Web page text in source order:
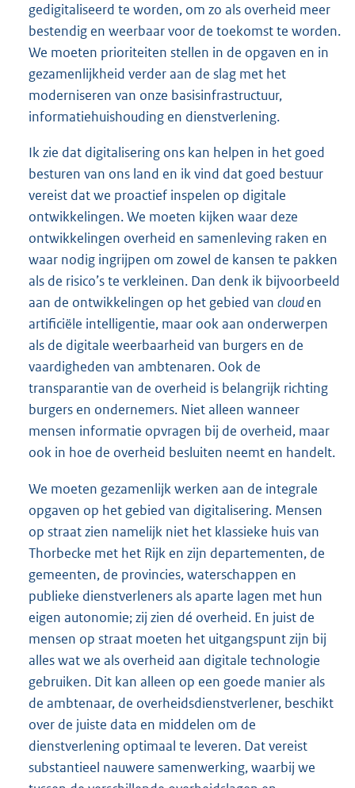
gedigitaliseerd te worden, om zo als overheid meer
bestendig en weerbaar voor de toekomst te worden.
We moeten prioriteiten stellen in de opgaven en in
gezamenlijkheid verder aan de slag met het
moderniseren van onze basisinfrastructuur,
informatiehuishouding en dienstverlening.
Ik zie dat digitalisering ons kan helpen in het goed
besturen van ons land en ik vind dat goed bestuur
vereist dat we proactief inspelen op digitale
ontwikkelingen. We moeten kijken waar deze
ontwikkelingen overheid en samenleving raken en
waar nodig ingrijpen om zowel de kansen te pakken
als de risico’s te verkleinen. Dan denk ik bijvoorbeeld
aan de ontwikkelingen op het gebied van clouden
artificiële intelligentie, maar ook aan onderwerpen
als de digitale weerbaarheid van burgers en de
vaardigheden van ambtenaren. Ook de
transparantie van de overheid is belangrijk richting
burgers en ondernemers. Niet alleen wanneer
mensen informatie opvragen bij de overheid, maar
ook in hoe de overheid besluiten neemt en handelt.
We moeten gezamenlijk werken aan de integrale
opgaven op het gebied van digitalisering. Mensen
op straat zien namelijk niet het klassieke huis van
Thorbecke met het Rijk en zijn departementen, de
gemeenten, de provincies, waterschappen en
publieke dienstverleners als aparte lagen met hun
eigen autonomie; zij zien dé overheid. En juist de
mensen op straat moeten het uitgangspunt zijn bij
alles wat we als overheid aan digitale technologie
gebruiken. Dit kan alleen op een goede manier als
de ambtenaar, de overheidsdienstverlener, beschikt
over de juiste data en middelen om de
dienstverlening optimaal te leveren. Dat vereist
substantieel nauwere samenwerking, waarbij we